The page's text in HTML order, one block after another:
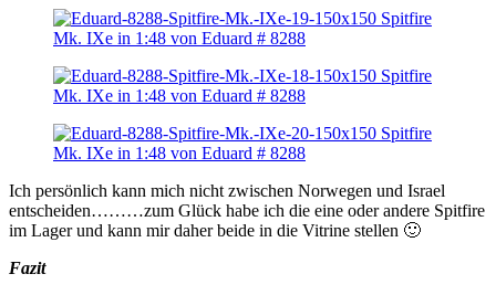
Ich persönlich kann mich nicht zwischen Norwegen und Israel
entscheiden………zum Glück habe ich die eine oder andere Spitfire
im Lager und kann mir daher beide in die Vitrine stellen 🙂
Fazit